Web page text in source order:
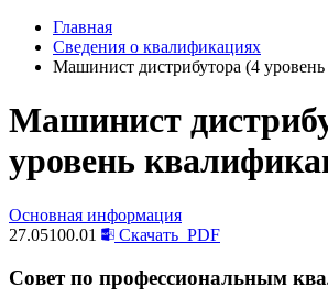
Главная
Сведения о квалификациях
Машинист дистрибутора (4
Машинист
уровень
Основная информация
27.05100.01
Скачать PDF
Совет по профессиональным